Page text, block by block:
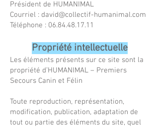
Président de HUMANIMAL
Courriel : david@collectif-humanimal.com
Téléphone : 06.84.48.17.11
Propriété intellectuelle
Les éléments présents sur ce site sont la
propriété d’HUMANIMAL – Premiers
Secours Canin et Félin
Toute reproduction, représentation,
modification, publication, adaptation de
tout ou partie des éléments du site, quel